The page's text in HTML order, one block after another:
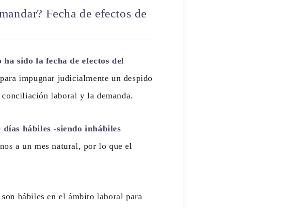
Fecha de efectos de
ha sido la fecha de efectos del
impugnar judicialmente un despido
laboral y la demanda.
hábiles -siendo inhábiles
a un mes natural, por lo que el
hábiles en el ámbito laboral para